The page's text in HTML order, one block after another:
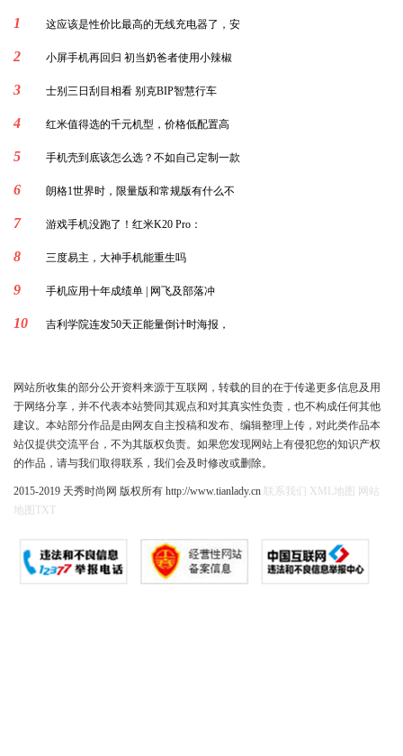
1 这应该是性价比最高的无线充电器了，安
2 小屏手机再回归 初当奶爸者使用小辣椒
3 士别三日刮目相看 别克BIP智慧行车
4 红米值得选的千元机型，价格低配置高
5 手机壳到底该怎么选？不如自己定制一款
6 朗格1世界时，限量版和常规版有什么不
7 游戏手机没跑了！红米K20 Pro：
8 三度易主，大神手机能重生吗
9 手机应用十年成绩单 | 网飞及部落冲
10 吉利学院连发50天正能量倒计时海报，
网站所收集的部分公开资料来源于互联网，转载的目的在于传递更多信息及用
于网络分享，并不代表本站赞同其观点和对其真实性负责，也不构成任何其他
建议。本站部分作品是由网友自主投稿和发布、编辑整理上传，对此类作品本
站仅提供交流平台，不为其版权负责。如果您发现网站上有侵犯您的知识产权
的作品，请与我们取得联系，我们会及时修改或删除。
2015-2019 天秀时尚网 版权所有 http://www.tianlady.cn 联系我们 XML地图
网站
地图
TXT